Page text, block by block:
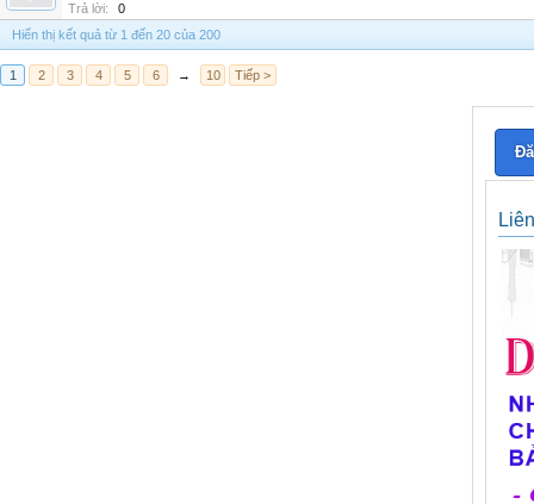
Trả lời:
0
Hiển thị kết quả từ 1 đến 20 của 200
1 2 3 4 5 6 → 10 Tiếp >